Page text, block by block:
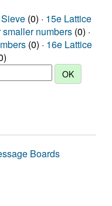
(0) · 15e Lattice
numbers (0) ·
(0) · 16e Lattice
Boards